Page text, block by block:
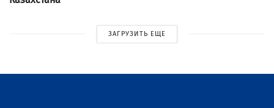
ЗАГРУЗИТЬ ЕЩЕ